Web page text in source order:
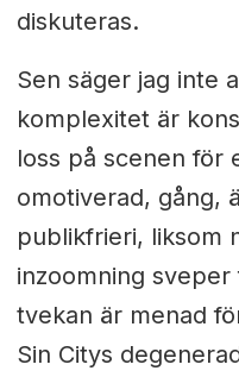
diskuteras.
Sen säger jag inte
komplexitet är
loss på scenen för
omotiverad, gång,
publikfrieri, liksom
inzoomning
tvekan är menad
Sin Citys